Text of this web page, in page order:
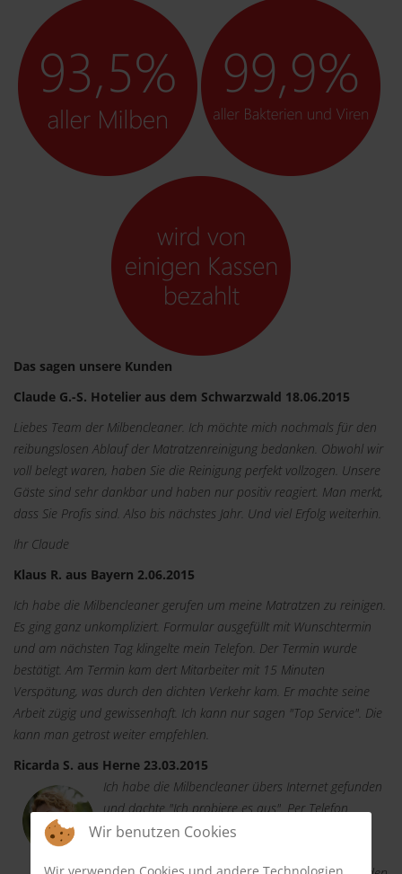
Das sagen unsere Kunden
Claude G.-S. Hotelier aus dem Schwarzwald 18.06.2015
Liebes Team der Milbencleaner. Ich möchte mich nochmals für den
reibungslosen Ablauf der Matratzenreinigung bedanken. Obwohl wir
voll belegt waren, haben Sie die Reinigung perfekt vollzogen. Unsere
Gäste sind sehr dankbar und haben nur positiv reagiert. Man merkt,
dass Sie Profis sind. Also bis nächstes Jahr. Und viel Erfolg weiterhin.
Ihr Claude
Klaus R. aus Bayern 2.06.2015
Ich habe die Milbencleaner gerufen um meine Matratzen zu reinigen.
Es ging ganz unkompliziert. Formular ausgefüllt mit Wunschtermin
und am nächsten Tag klingelte mein Telefon. Der Termin wurde
bestätigt. Am Termin kam dert Mitarbeiter mit 15 Minuten
Verspätung, was durch den dichten Verkehr kam. Er machte seine
Arbeit zügig und gewissenhaft. Ich kann nur sagen "Top Service". Die
kann man getrost weiter empfehlen.
Ricarda S. aus Herne 23.03.2015
Ich habe die Milbencleaner übers Internet gefunden
und dachte "Ich probiere es aus". Per Telefon
machte ich einen Termin und der Mitarbeiter kam
Wir benutzen Cookies